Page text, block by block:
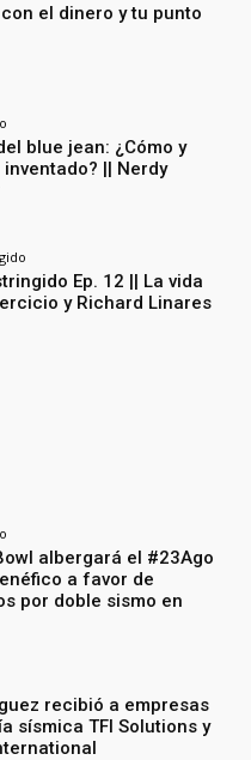
el dinero y tu punto
blue jean: ¿Cómo y
|| Nerdy
Ep. 12 || La vida
y Richard Linares
albergará el #23Ago
a favor de
por doble sismo en
recibió a empresas
sísmica TFI Solutions y